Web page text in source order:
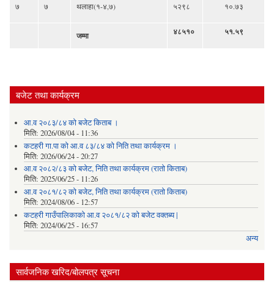
७ ७ थलाहा(१-४,७) ५२९८ १०.७३
जम्मा ४८५१० ५१.५९
बजेट तथा कार्यक्रम
आ.व २०८३/८४ को बजेट किताब ।
मिति: 2026/08/04 - 11:36
कटहरी गा.पा को आ.व ८३/८४ को निति तथा कार्यक्रम ।
मिति: 2026/06/24 - 20:27
आ.व २०८२/८३ को बजेट, निति तथा कार्यक्रम (रातो किताब)
मिति: 2025/06/25 - 11:26
आ.व २०८१/८२ को बजेट, निति तथा कार्यक्रम (रातो किताब)
मिति: 2024/08/06 - 12:57
कटहरी गाउँपालिकाको आ.व २०८१/८२ को बजेट वक्तब्य |
मिति: 2024/06/25 - 16:57
अन्य
सार्वजनिक खरिद/बोलपत्र सूचना